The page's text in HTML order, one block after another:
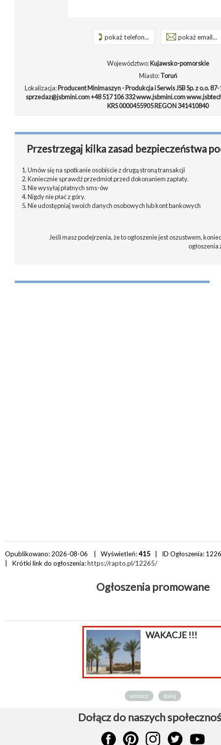
pokaż telefon... pokaż email...
Województwo:Kujawsko-pomorskie
Miasto:Toruń
Lokalizacja:Producent Minimaszyn - Produkcja i Serwis JSB Sp. z o.o.
sprzedaz@jsbmini.com +48 517 106 332 www.jsbmini.com
KRS 0000455905 REGON 341410840
Przestrzegaj kilka zasad bezpieczeństwa
1. Umów się na spotkanie osobiście z drugą stroną transakcji
2. Koniecznie sprawdź przedmiot przed dokonaniem zapłaty.
3. Nie wysyłaj płatnych sms-ów
4. Nigdy nie płać z góry.
5. Nie udostępniaj swoich danych osobowych lub kont bankowych
Jeśli masz podejrzenia, że to ogłoszenie jest oszustwem,
Opublikowano: 2026-08-06 | Wyświetleń:415 | ID Ogłoszenia:
| Krótki link do ogłoszenia:https://rapto.pl/12265/
Ogłoszenia promowane
WAKACJE !!!
wstecz dalej
Dołącz do naszych